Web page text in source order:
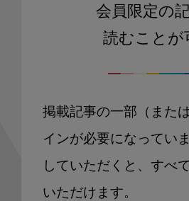
会員限定の
読むことが
掲載記事の一部（また
インが必要になってい
していただくと、すべ
いただけます。